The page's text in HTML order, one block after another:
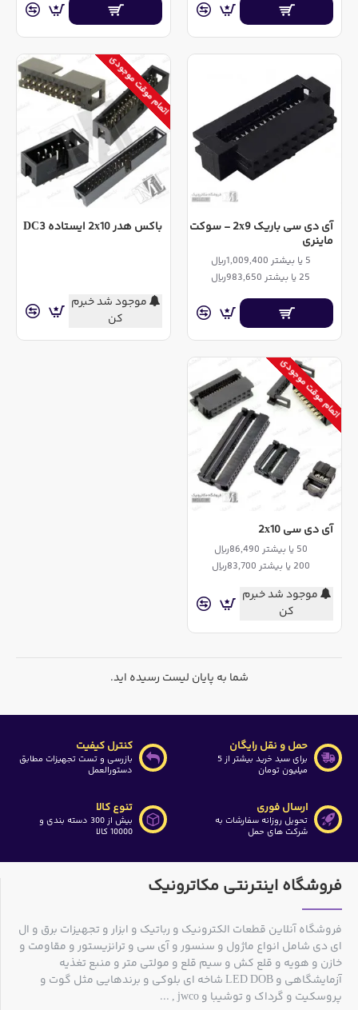
آی دی سی باریک 2x9 - سوکت
ماینری
5 یا بیشتر 1,009,400ریال
25 یا بیشتر 983,650ریال
اتمام موقت موجودی
باکس هدر 2x10 ایستاده DC3
موجود شد خبرم
کن
اتمام موقت موجودی
آی دی سی 2x10
50 یا بیشتر 86,490ریال
200 یا بیشتر 83,700ریال
موجود شد خبرم
کن
شما به پایان لیست رسیده اید.
حمل و نقل رایگان
برای سبد خرید بیشتر از 5
میلیون تومان
کنترل کیفیت
بازرسی و تست تجهیزات مطابق
دستورالعمل
ارسال فوری
تحویل روزانه سفارشات به
شرکت های حمل
تنوع کالا
بیش از 300 دسته بندی و
10000 کالا
فروشگاه اینترنتی مکاترونیک
فروشگاه آنلاین قطعات الکترونیک و رباتیک و ابزار و تجهیزات برق و ال
ای دی شامل انواع ماژول و سنسور و آی سی و ترانزیستور و مقاومت و
خازن و هویه و قلع کش و سیم قلع و مولتی متر و منبع تغذیه
آزمایشگاهی و LED DOB شاخه ای بلوکی و برندهایی مثل گوت و
پروسکیت و گرداک و توشیبا و jwco , ...